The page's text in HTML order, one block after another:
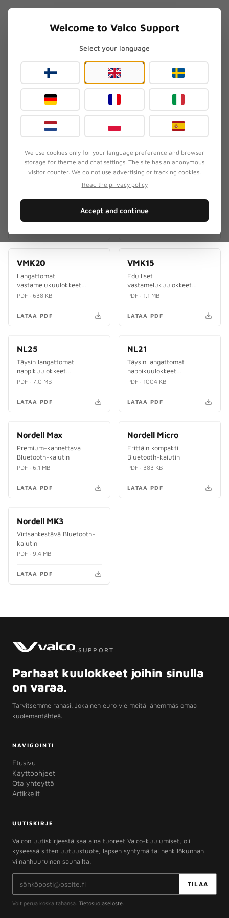
Lataa käyttöohje PDF-
muodossa
Kaikki Valco-tuotteiden käyttöohjeet PDF-muodossa.
Valitse tuotteesi alta ja lataa ohje suoraan laitteellesi.
PDF
VMK25.2
vastamelukuulokkeet
PDF
VMK25
Premium-
vastamelukuulokkeet yli 50
h akunkestolla
PDF · 701 KB
PDF
VMK20
Langattomat
vastamelukuulokkeet
multipoint-yhteydellä
PDF · 638 KB
LATAA PDF
PDF
VMK15
Edulliset
vastamelukuulokkeet
loistavalla äänellä
PDF · 1.1 MB
LATAA PDF
PDF
NL25
Täysin langattomat
nappikuulokkeet
vastamelulla
PDF · 7.0 MB
LATAA PDF
PDF
NL21
Täysin langattomat
nappikuulokkeet
tasapainoisella äänellä
PDF · 1004 KB
LATAA PDF
PDF
Nordell Max
Premium-kannettava
Bluetooth-kaiutin
PDF · 6.1 MB
LATAA PDF
PDF
Nordell Micro
Erittäin kompakti
Bluetooth-kaiutin
PDF · 383 KB
LATAA PDF
PDF
Nordell MK3
Virtsankestävä Bluetooth-
kaiutin
PDF · 9.4 MB
LATAA PDF
.SUPPORT
Parhaat kuulokkeet joihin sinulla
on varaa.
Tarvitsemme rahasi. Jokainen euro vie meitä lähemmäs omaa
kuolemantähteä.
NAVIGOINTI
Etusivu
Käyttöohjeet
Ota yhteyttä
Artikkelit
UUTISKIRJE
Valcon uutiskirjeestä saa aina tuoreet Valco-kuulumiset, oli
kyseessä sitten uutuustuote, lapsen syntymä tai henkilökunnan
viinanhuuruinen saunailta.
Sähköpostiosoite TILAA
Voit perua koska tahansa. Tietosuojaseloste
Welcome to Valco Support
Select your language
We use cookies only for your language preference and browser
storage for theme and chat settings. The site has an anonymous
visitor counter. We do not use advertising or tracking cookies.
Read the privacy policy
Accept and continue